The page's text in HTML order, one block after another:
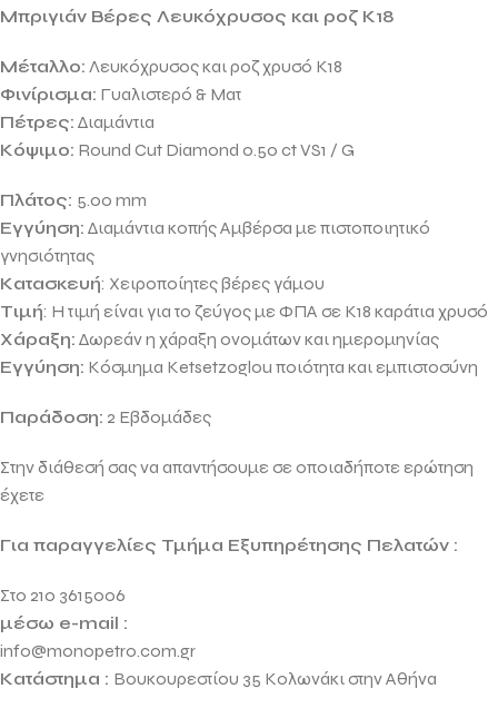
Μπριγιάν Βέρες Λευκόχρυσος και ροζ Κ18
Μέταλλο: Λευκόχρυσος και ροζ χρυσό Κ18
Φινίρισμα: Γυαλιστερό & Ματ
Πέτρες: Διαμάντια
Κόψιμο: Round Cut Diamond 0.50 ct VS1 / G
Πλάτος: 5.00 mm
Εγγύηση: Διαμάντια κοπής Αμβέρσα με πιστοποιητικό
γνησιότητας
Κατασκευή: Χειροποίητες βέρες γάμου
Τιμή: Η τιμή είναι για το ζεύγος με ΦΠΑ σε Κ18 καράτια χρυσό
Χάραξη: Δωρεάν η χάραξη ονομάτων και ημερομηνίας
Εγγύηση: Κόσμημα Κetsetzoglou ποιότητα και εμπιστοσύνη
Παράδοση: 2 Eβδομάδες
Στην διάθεσή σας να απαντήσουμε σε οποιαδήποτε ερώτηση
έχετε
Για παραγγελίες Τμήμα Εξυπηρέτησης Πελατών :
Στο 210 3615006
μέσω e-mail :
info@monopetro.com.gr
Κατάστημα : Βουκουρεστίου 35 Κολωνάκι στην Αθήνα